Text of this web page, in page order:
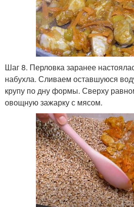
Шаг 8. Перловка заранее
набухла. Сливаем оставшуюся
крупу по дну формы. Сверху
овощную зажарку с мясом.